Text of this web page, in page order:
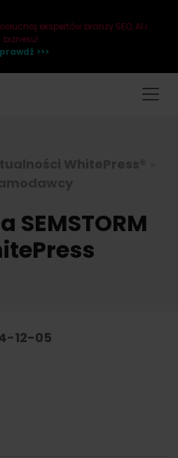
ekspertów branży SEO, AI i
biznesu!
>>>
WhitePress®
12-05